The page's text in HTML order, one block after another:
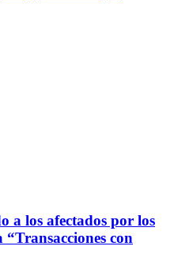
a los afectados por los
con